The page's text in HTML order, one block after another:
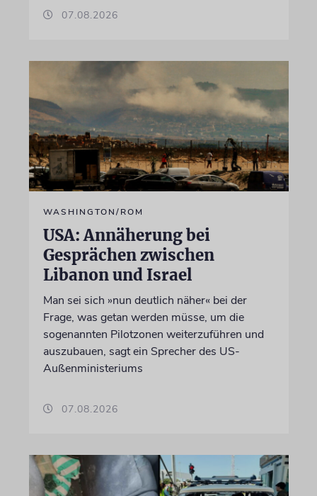
07.08.2026
WASHINGTON/ROM
USA: Annäherung bei
Gesprächen zwischen
Libanon und Israel
Man sei sich »nun deutlich näher« bei der
Frage, was getan werden müsse, um die
sogenannten Pilotzonen weiterzuführen und
auszubauen, sagt ein Sprecher des US-
Außenministeriums
07.08.2026